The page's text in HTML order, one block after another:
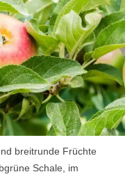
breitrunde Früchte
Schale, im